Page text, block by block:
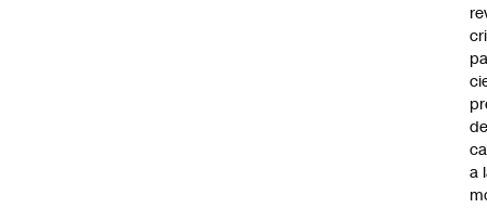
de
a